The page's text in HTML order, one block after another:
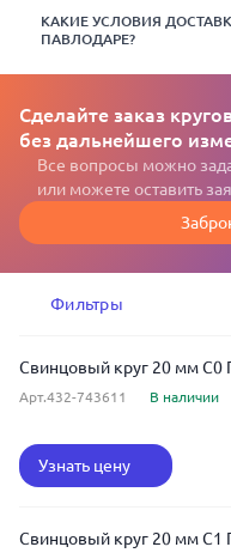
КАКИЕ УСЛОВИЯ
ПАВЛОДАРЕ?
Сделайте заказ
без дальнейшего
Все вопросы можно
или можете оставить
Фильтры
Свинцовый круг 20 мм С0
Арт.432-743611 В наличии
Узнать цену
Свинцовый круг 20 мм С1